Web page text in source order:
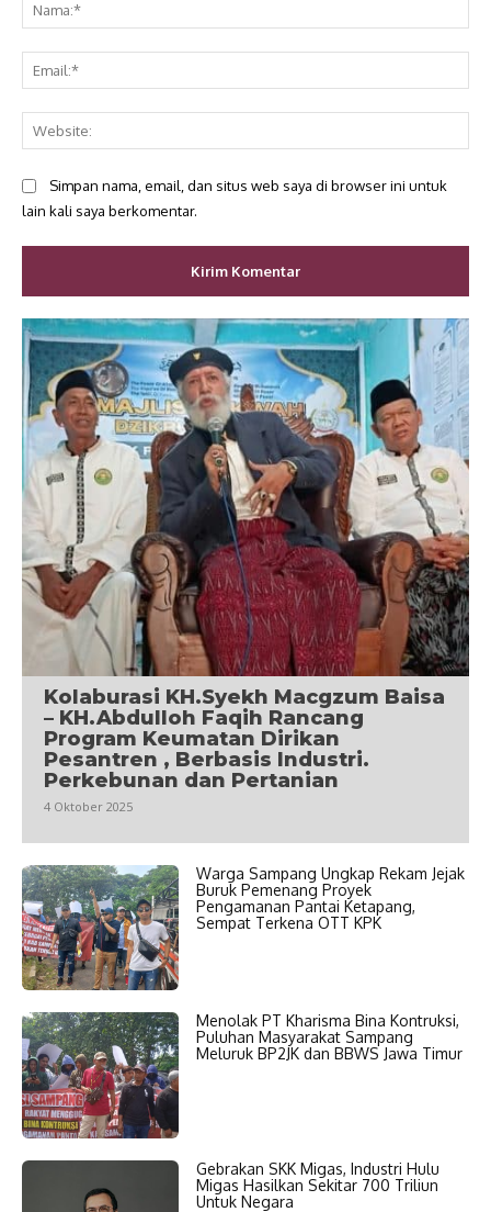
Simpan nama, email, dan situs web saya di browser ini untuk
lain kali saya berkomentar.
Kolaburasi KH.Syekh Macgzum Baisa
– KH.Abdulloh Faqih Rancang
Program Keumatan Dirikan
Pesantren , Berbasis Industri.
Perkebunan dan Pertanian
4 Oktober 2025
Warga Sampang Ungkap Rekam Jejak
Buruk Pemenang Proyek
Pengamanan Pantai Ketapang,
Sempat Terkena OTT KPK
Menolak PT Kharisma Bina Kontruksi,
Puluhan Masyarakat Sampang
Meluruk BP2JK dan BBWS Jawa Timur
Gebrakan SKK Migas, Industri Hulu
Migas Hasilkan Sekitar 700 Triliun
Untuk Negara